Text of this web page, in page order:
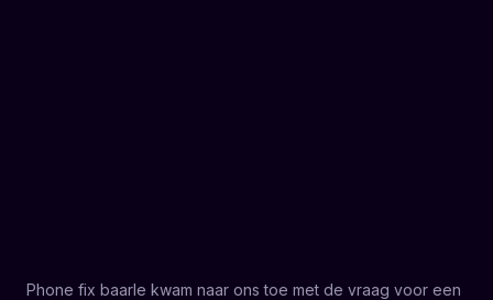
Phone fix baarle kwam naar ons toe met de vraag voor een